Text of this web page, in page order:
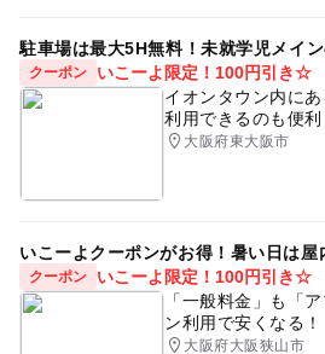
駐車場は最大5H無料！未就学児メイ
クーポン
いこーよ限定！100円引き☆
イオンタウン内に
利用できるのも便利
大阪府東大阪市
いこーよクーポンがお得！暑い日は
クーポン
いこーよ限定！100円引き☆
「一般料金」も「
ン利用で安くなる！
大阪府大阪狭山市